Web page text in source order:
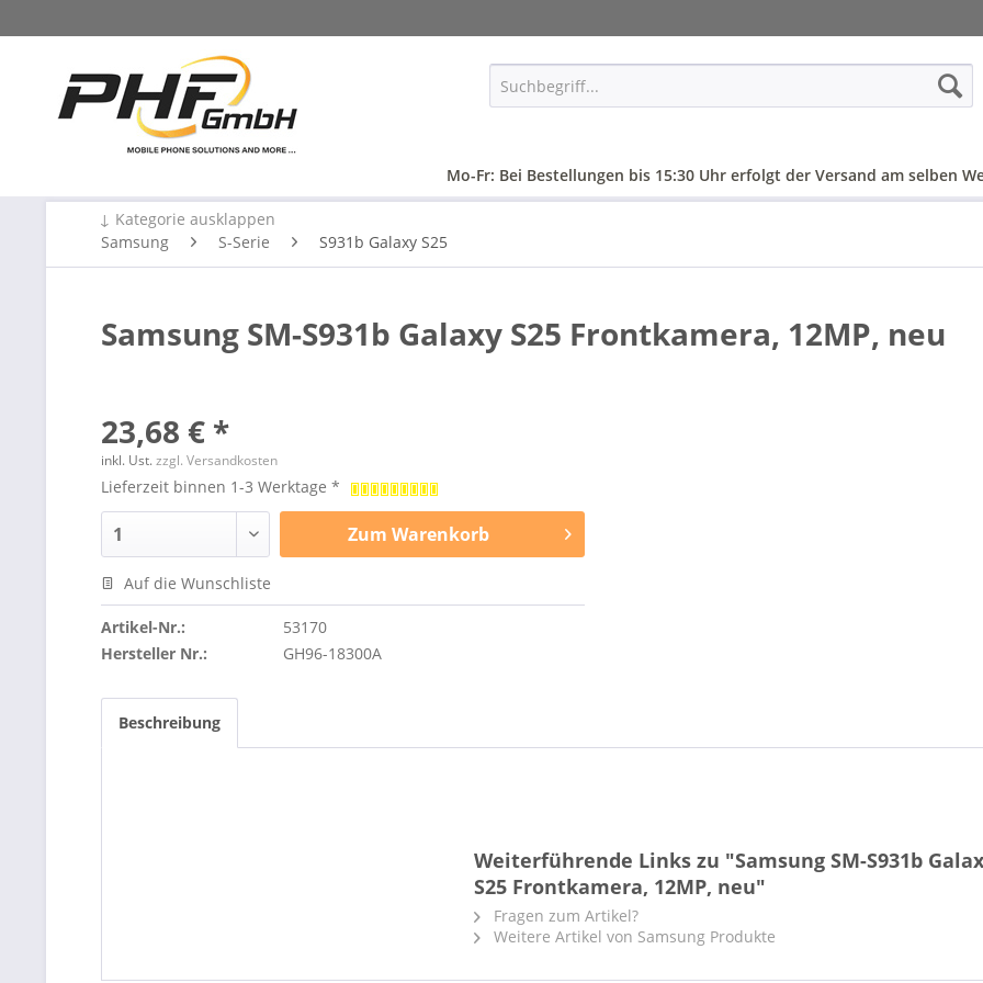
Mo-Fr: Bei Bestellungen bis 15:30 Uhr erfolgt der Versand am selben
↓ Kategorie ausklappen
Samsung
S-Serie S931b Galaxy S25
Samsung SM-S931b Galaxy S25 Frontkamera, 12MP, neu
23,68 € *
inkl. Ust.zzgl. Versandkosten
Lieferzeit binnen 1-3 Werktage *
ZumWarenkorb
Auf die Wunschliste
Artikel-Nr.:
53170
Hersteller Nr.:
GH96-18300A
Beschreibung
Weiterführende Links zu "Samsung SM-S931b
S25 Frontkamera, 12MP, neu"
Fragen zum Artikel?
Weitere Artikel von Samsung Produkte